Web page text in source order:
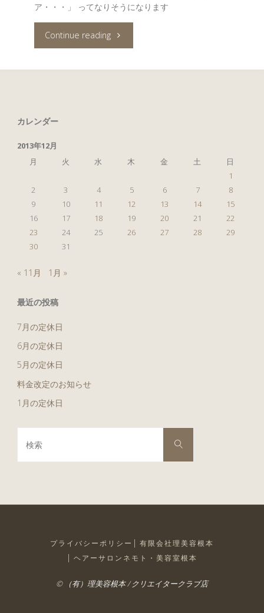
ア・・・」 ってなりそうになります
Continue reading"久
カレンダー
2013年12月
月
火 水 木 金 土
日
1
2
3 4 5 6 7
8
9
10 11 12 13 14
15
16
17 18 19 20 21
22
23
24 25 26 27 28
29
30
31
« 11月 1月 »
最近の投稿
7月の定休日
6月の定休日
5月の定休日
料金改定のお知らせ
1月の定休日
対
検
プライバシーポリシー
有限会社理美容根本
ヘアーサロンネモト・美容室根本
© （有）理美容根本 / クリエイタークラブ店